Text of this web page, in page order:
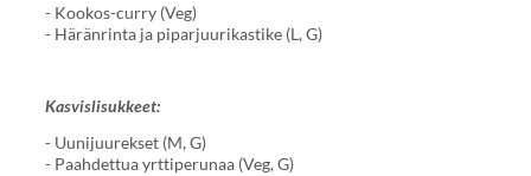
- Kookos-curry (Veg)
- Häränrinta ja piparjuurikastike (L, G)
Kasvislisukkeet:
- Uunijuurekset (M, G)
- Paahdettua yrttiperunaa (Veg, G)